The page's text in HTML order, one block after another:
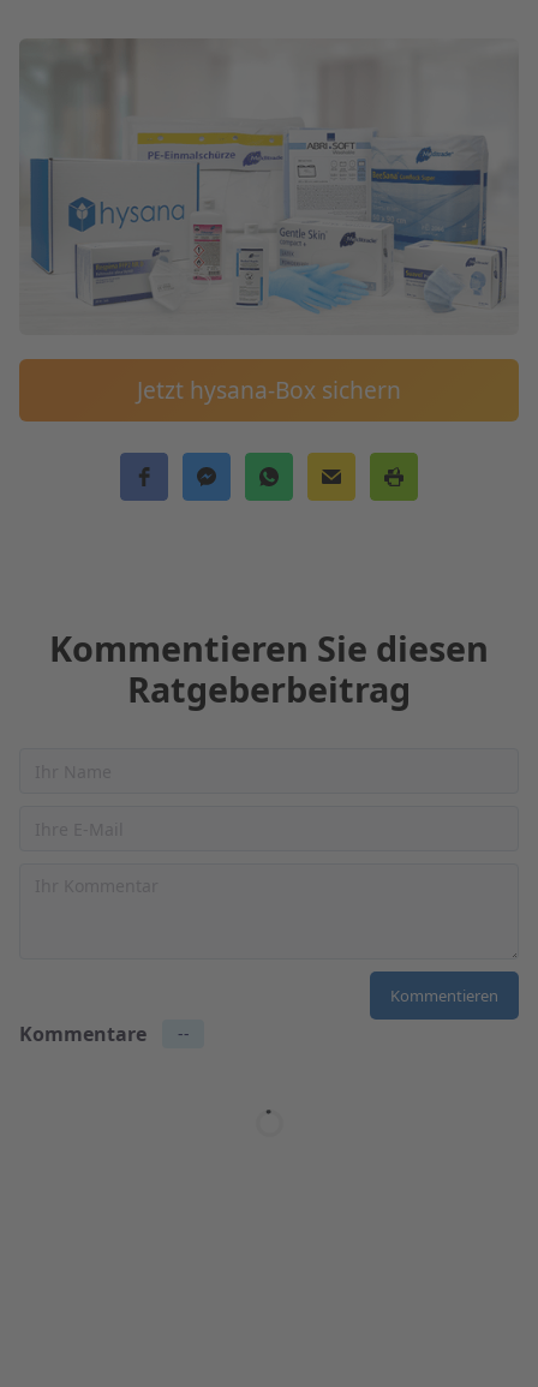
Jetzt hysana-Box sichern
Kommentieren Sie diesen
Ratgeberbeitrag
Kommentare --